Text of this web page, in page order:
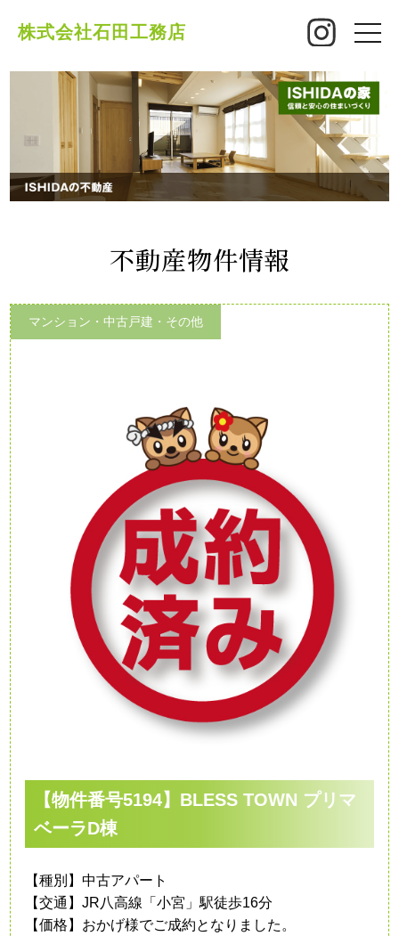
株式会社石田工務店
toggle
不動産物件情報
マンション・中古戸建・その他
【物件番号5194】BLESS TOWN プリマ
ベーラD棟
【種別】中古アパート
【交通】JR八高線「小宮」駅徒歩16分
【価格】おかげ様でご成約となりました。